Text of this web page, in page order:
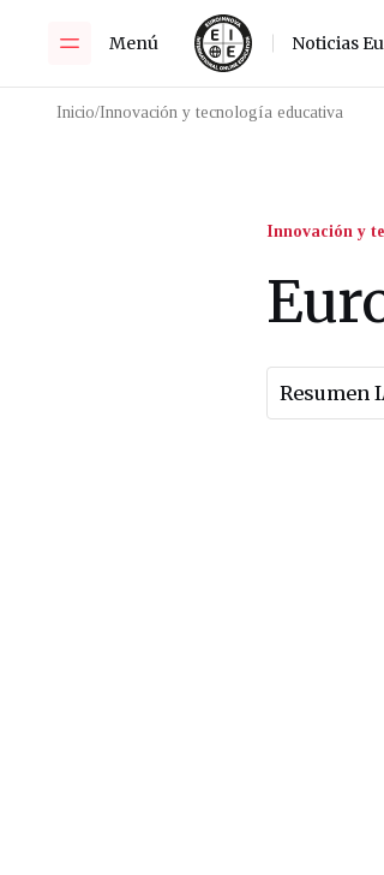
Menú Noticias
Inicio/Innovación y tecnología educativa
Innovación y
Resumen